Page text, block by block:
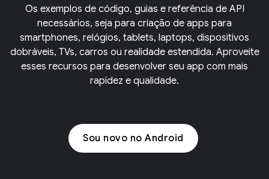
Os exemplos de código, guias e referência de API
necessários, seja para criação de apps para
smartphones, relógios, tablets, laptops, dispositivos
dobráveis, TVs, carros ou realidade estendida. Aproveite
esses recursos para desenvolver seu app com mais
rapidez e qualidade.
Sou novo no Android